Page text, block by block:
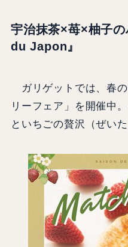
宇治抹茶×苺×柚子
du Japon』
ガリゲットでは、春
リーフェア」を開催中
といちごの贅沢（ぜい